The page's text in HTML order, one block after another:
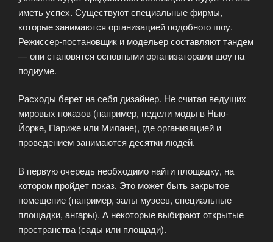
иметь успех. Существуют специальные фирмы,
которые занимаются организацией подобного шоу.
Режиссер-постановщик и модельер составляют тандем
— они становятся основными организаторами шоу на
подиуме.
Расходы берет на себя дизайнер. Не считая ведущих
мировых показов (например, недели моды в Нью-
Йорке, Париже или Милане), где организацией и
проведением занимаются десятки людей.
В первую очередь необходимо найти площадку, на
котором пройдет показ. Это может быть закрытое
помещение (например, залы музеев, специальные
площадки, ангары). А некоторые выбирают открытые
пространства (сады или площади).